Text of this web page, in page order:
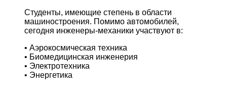
Студенты, имеющие степень в области
машиностроения. Помимо автомобилей,
сегодня инженеры-механики участвуют в:
• Аэрокосмическая техника
• Биомедицинская инженерия
• Электротехника
• Энергетика